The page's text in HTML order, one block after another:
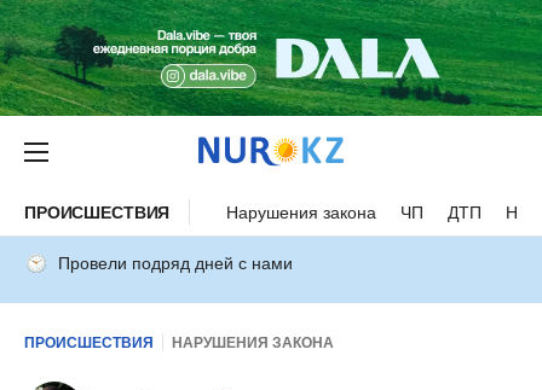
ПРОИСШЕСТВИЯ Нарушения закона ЧП ДТП
Провели подряд дней с нами
ПРОИСШЕСТВИЯ НАРУШЕНИЯ ЗАКОНА